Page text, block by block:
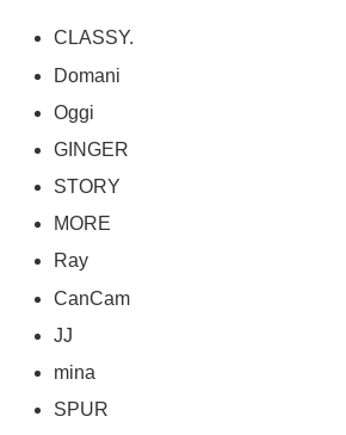
CLASSY.
Domani
Oggi
GINGER
STORY
MORE
Ray
CanCam
JJ
mina
SPUR